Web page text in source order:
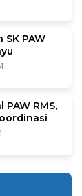
SK PAW
RMS,